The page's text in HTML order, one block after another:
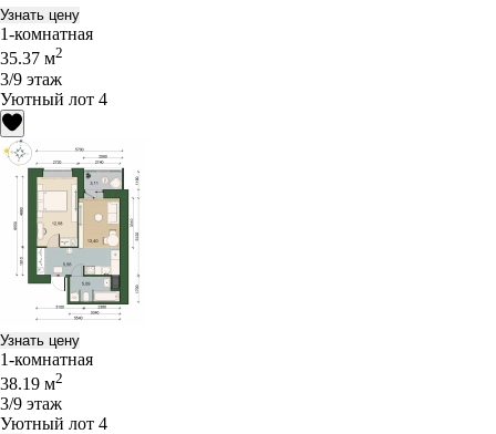
Узнать цену
1-комнатная
35.37 м2
3/9 этаж
Уютный лот 4
Узнать цену
1-комнатная
38.19 м2
3/9 этаж
Уютный лот 4